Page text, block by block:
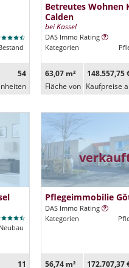
54
Betreutes Wohnen
Calden
bei Kassel
DAS Immo Rating
Kategorien
63,07 m²
Fläche von
148.557,75
Kaufpreise
11
Pflegeimmobilie
DAS Immo Rating
Kategorien
56,74 m²
172.707,37